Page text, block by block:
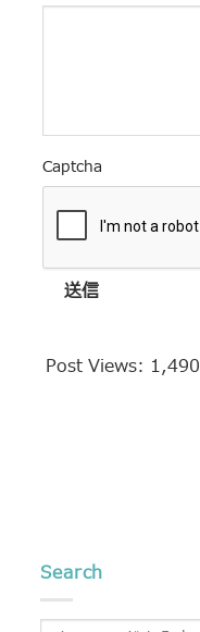
Captcha
送信
Post Views: 1,490
Search